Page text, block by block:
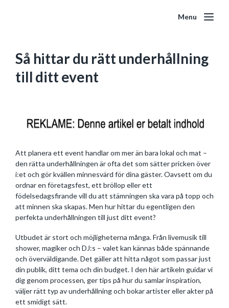
Menu
Så hittar du rätt underhållning
till ditt event
Att planera ett event handlar om mer än bara lokal och mat –
den rätta underhållningen är ofta det som sätter pricken över
i:et och gör kvällen minnesvärd för dina gäster. Oavsett om du
ordnar en företagsfest, ett bröllop eller ett
födelsedagsfirande vill du att stämningen ska vara på topp och
att minnen ska skapas. Men hur hittar du egentligen den
perfekta underhållningen till just ditt event?
Utbudet är stort och möjligheterna många. Från livemusik till
shower, magiker och DJ:s – valet kan kännas både spännande
och överväldigande. Det gäller att hitta något som passar just
din publik, ditt tema och din budget. I den här artikeln guidar vi
dig genom processen, ger tips på hur du samlar inspiration,
väljer rätt typ av underhållning och bokar artister eller akter på
ett smidigt sätt.